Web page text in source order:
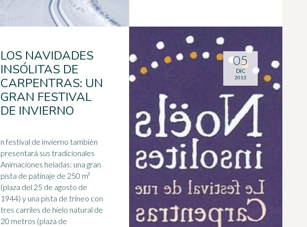
LOS NAVIDADES
INSÓLITAS DE
CARPENTRAS: UN
GRAN FESTIVAL
DE INVIERNO
n festival de invierno también
presentará sus tradicionales
Animaciones heladas: una gran
pista de patinaje de 250 m²
(plaza del 25 de agosto de
1944) y una pista de trineo con
tres carriles de hielo natural de
20 metros (plaza de
05
DIC
2013